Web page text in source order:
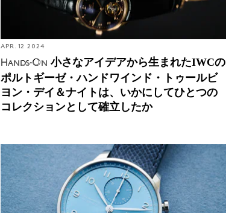
APR. 12 2024
Hands-On 小さなアイデアから生まれたIWCの
ポルトギーゼ・ハンドワインド・トゥールビ
ヨン・デイ＆ナイトは、いかにしてひとつの
コレクションとして確立したか
Introducing: IWC ポルトギーゼ・クロノグラフ
に“デューン”を含む3色の新ダイヤルが登場（編集部
撮り下ろし）